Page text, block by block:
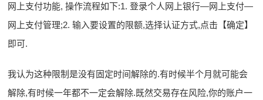
网上支付功能, 操作流程如下:1. 登录个人网上银行—网上支付—
网上支付管理;2. 输入要设置的限额,选择认证方式,点击【确定】
即可.
我认为这种限制是没有固定时间解除的.有时候半个月就可能会
解除,有时候一年都不一定会解除.既然交易存在风险,你的账户一